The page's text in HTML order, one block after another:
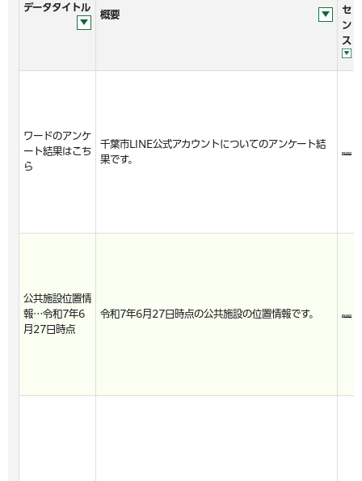
データタイトル
概要
セ
ン
ス
ワードのアンケ
ート結果はこち
ら
千葉市LINE公式アカウントについてのアンケート結
果です。
公共施設位置情
報…令和7年6
月27日時点
令和7年6月27日時点の公共施設の位置情報です。